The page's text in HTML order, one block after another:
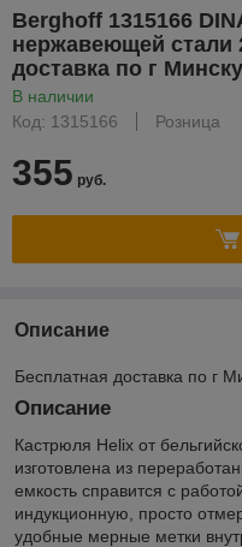
Berghoff 1315166
нержавеющей стали
доставка по г
В наличии
Код: 1315166
Розница
355 руб.
Описание
Бесплатная доставка по г
Описание
Кастрюля Helix от
изготовлена из
емкость справится с
индукционную, просто
удобные мерные метки